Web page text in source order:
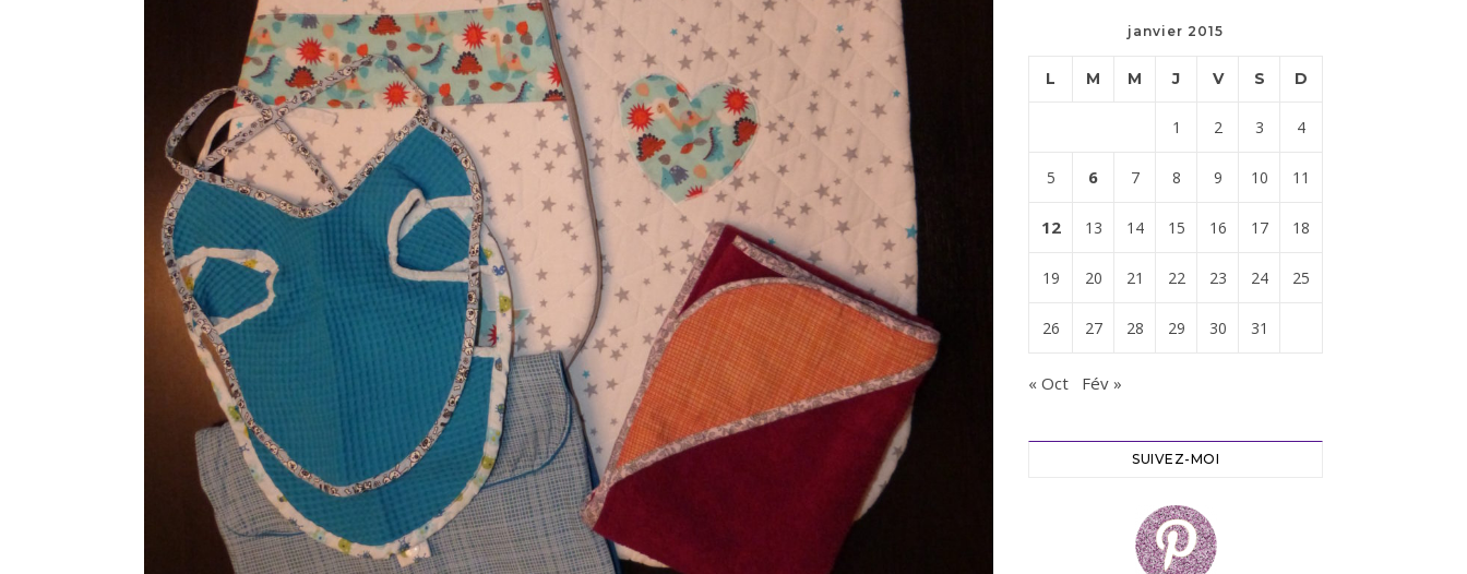
janvier 2015
L M M J V S D
1 2 3 4
5 6 7 8 9 10 11
12 13 14 15 16 17 18
19 20 21 22 23 24 25
26 27 28 29 30 31
« Oct Fév »
SUIVEZ-MOI